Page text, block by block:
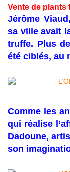
Vente de plants
Jérôme
sa ville avait
truffe. Plus
été ciblés, au
Comme les
qui réalise
Dadoune,
son